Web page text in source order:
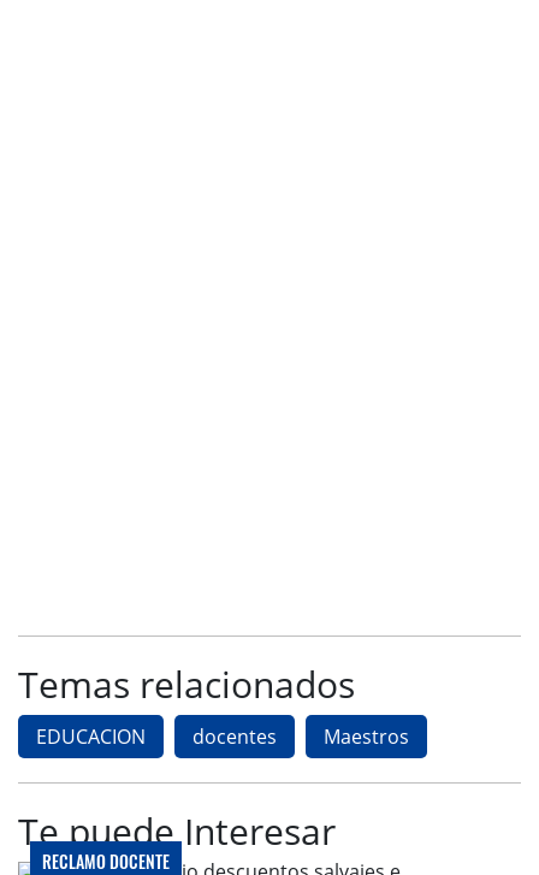
Temas relacionados
EDUCACION docentes Maestros
Te puede Interesar
RECLAMO DOCENTE